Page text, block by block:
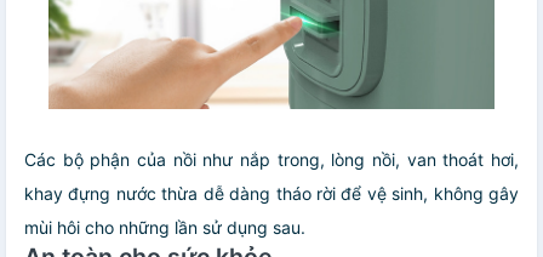
Các bộ phận của nồi như nắp trong, lòng nồi, van thoát hơi,
khay đựng nước thừa dễ dàng tháo rời để vệ sinh, không gây
mùi hôi cho những lần sử dụng sau.